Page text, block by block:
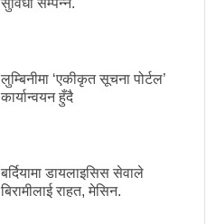
लुम्बिनीमा ‘एकीकृत सूचना पोर्टल’
कार्यान्वयन हुँदै
बर्दियामा डायलाइसिस सेवाले
बिरामीलाई राहत, मेसिन.